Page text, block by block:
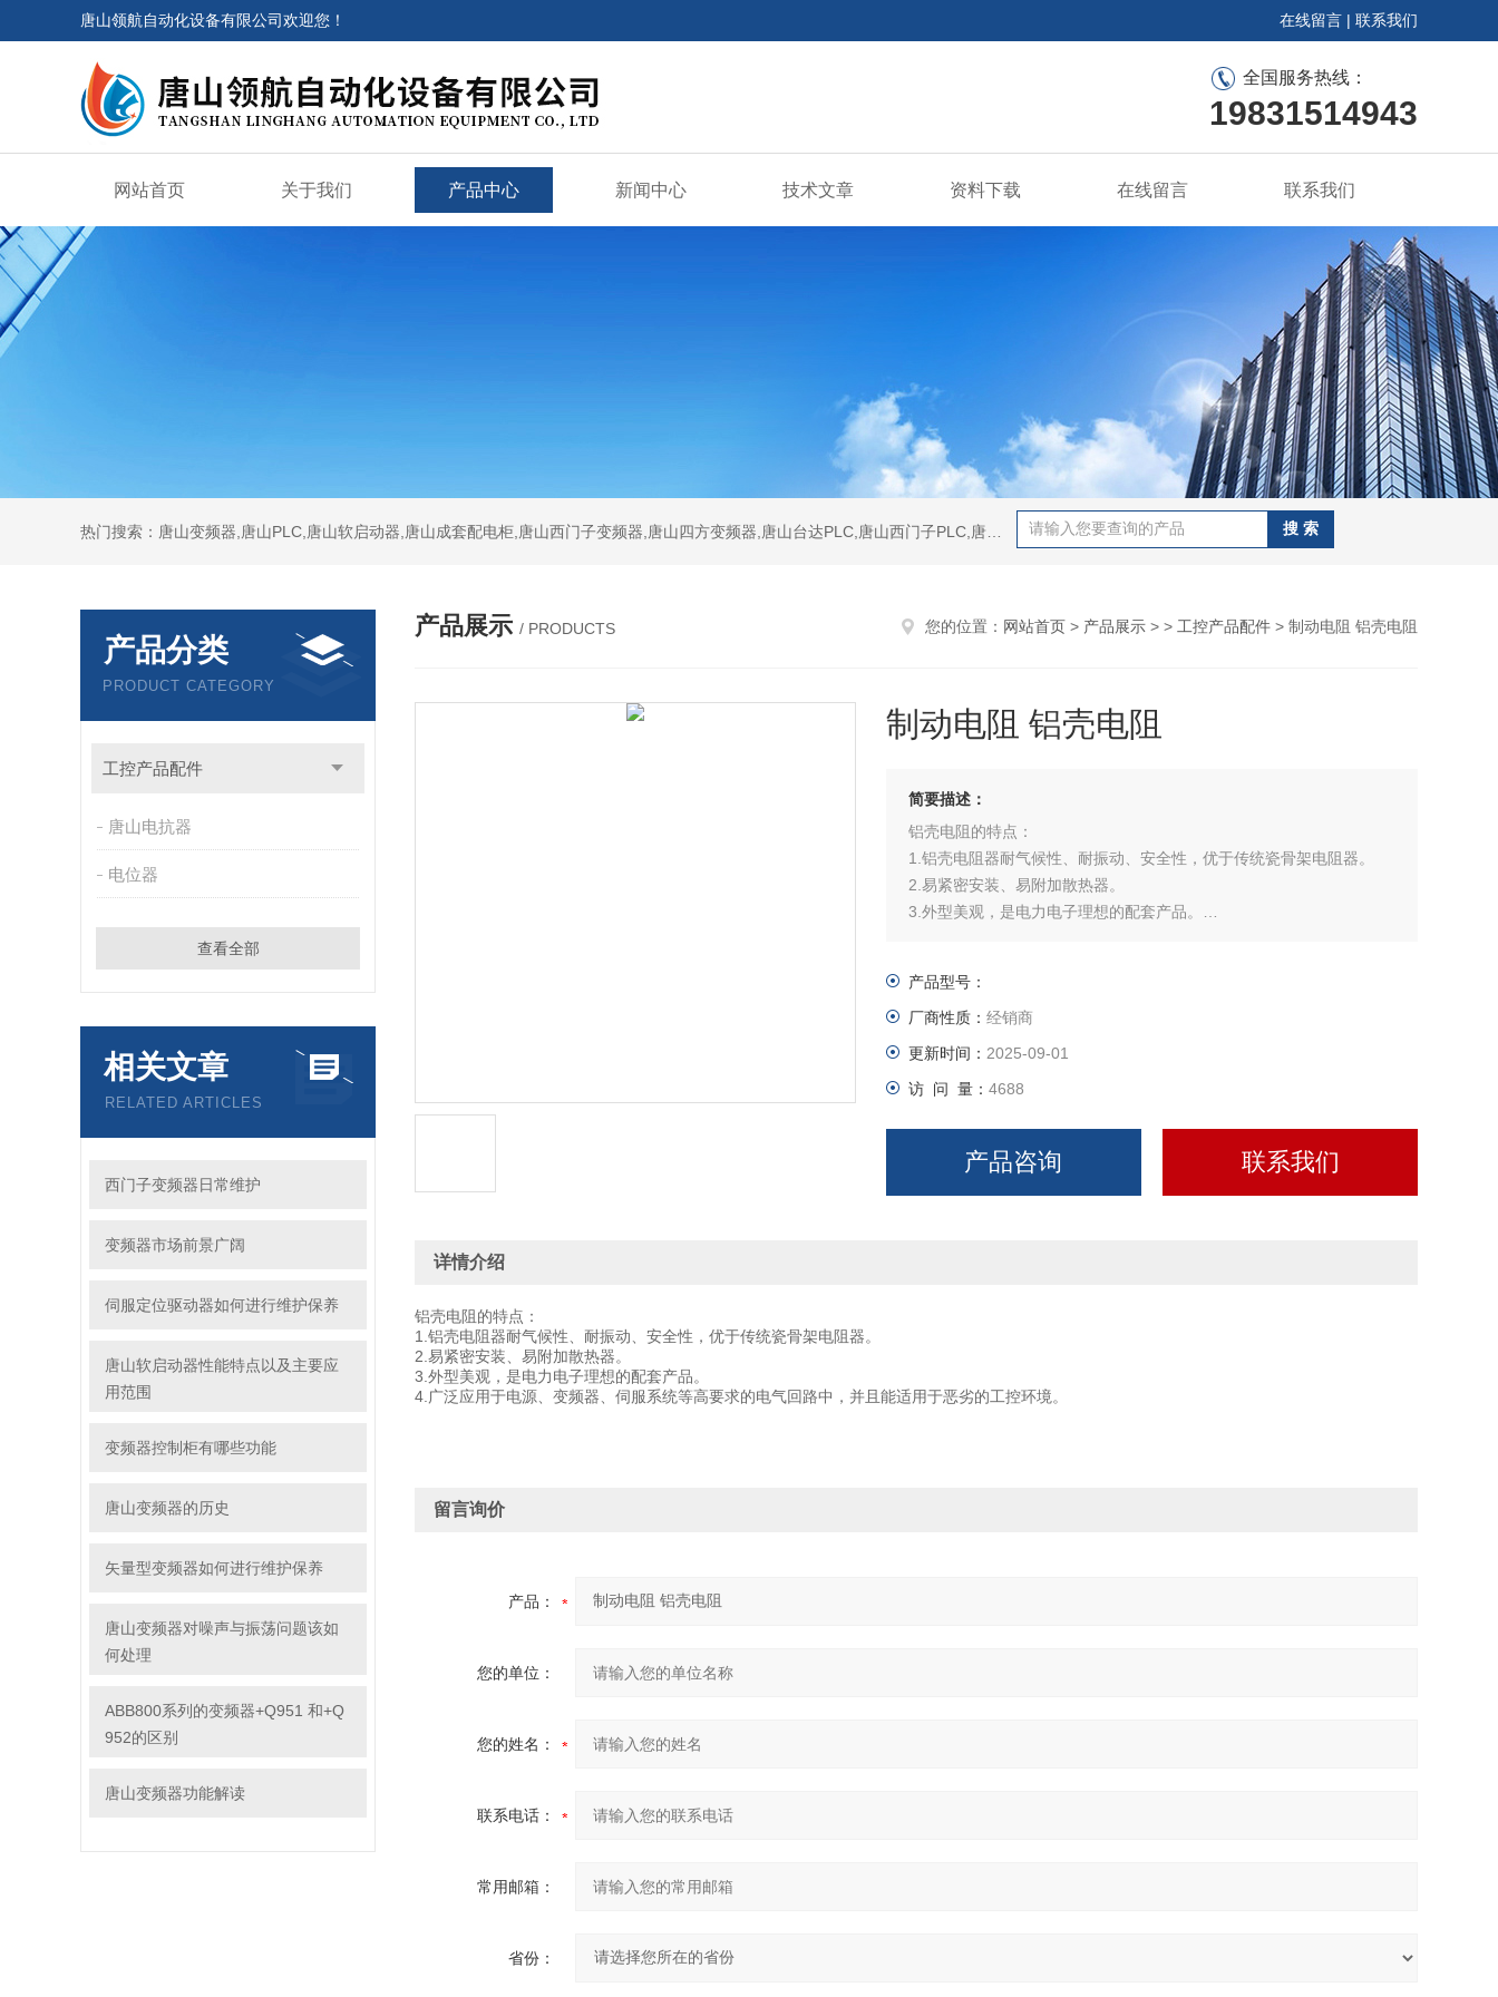
唐山领航自动化设备有限公司欢迎您！ 在线留言 | 联系我们
全国服务热线：
19831514943
网站首页 关于我们 产品中心 新闻中心 技术文章 资料下载 在线留言 联系我们
产品分类
PRODUCT CATEGORY
工控产品配件
唐山电抗器
电位器
查看全部
相关文章
RELATED ARTICLES
西门子变频器日常维护
变频器市场前景广阔
伺服定位驱动器如何进行维护保养
唐山软启动器性能特点以及主要应
用范围
变频器控制柜有哪些功能
唐山变频器的历史
矢量型变频器如何进行维护保养
唐山变频器对噪声与振荡问题该如
何处理
ABB800系列的变频器+Q951 和+Q
952的区别
唐山变频器功能解读
产品展示 / PRODUCTS 您的位置： 网站首页 > 产品展示 > > 工控产品配件 > 制动电阻 铝壳电阻
制动电阻 铝壳电阻
简要描述：
铝壳电阻的特点：
1.铝壳电阻器耐气候性、耐振动、安全性，优于传统瓷骨架电阻器。
2.易紧密安装、易附加散热器。
3.外型美观，是电力电子理想的配套产品。
产品型号：
厂商性质： 经销商
更新时间： 2025-09-01
访 问 量： 4688
产品咨询 联系我们
详情介绍
铝壳电阻的特点：
1.铝壳电阻器耐气候性、耐振动、安全性，优于传统瓷骨架电阻器。
2.易紧密安装、易附加散热器。
3.外型美观，是电力电子理想的配套产品。
4.广泛应用于电源、变频器、伺服系统等高要求的电气回路中，并且能适用于恶劣的工控环境。
留言询价
产品：
您的单位：
您的姓名：
联系电话：
常用邮箱：
省份：